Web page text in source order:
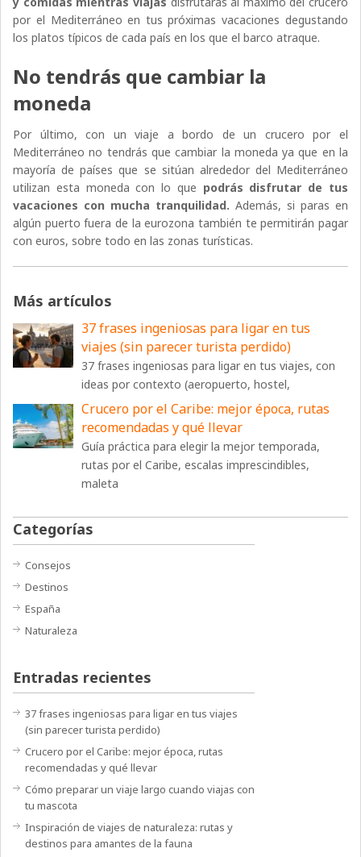
por el Mediterráneo en tus próximas vacaciones degustando
los platos típicos de cada país en los que el barco atraque.
No tendrás que cambiar la
moneda
Por último, con un viaje a bordo de un crucero por el
Mediterráneo no tendrás que cambiar la moneda ya que en la
mayoría de países que se sitúan alrededor del Mediterráneo
utilizan esta moneda con lo que podrás disfrutar de tus
vacaciones con mucha tranquilidad. Además, si paras en
algún puerto fuera de la eurozona también te permitirán pagar
con euros, sobre todo en las zonas turísticas.
Más artículos
37 frases ingeniosas para ligar en tus
viajes (sin parecer turista perdido)
37 frases ingeniosas para ligar en tus viajes, con
ideas por contexto (aeropuerto, hostel,
Crucero por el Caribe: mejor época, rutas
recomendadas y qué llevar
Guía práctica para elegir la mejor temporada,
rutas por el Caribe, escalas imprescindibles,
maleta
Categorías
Consejos
Destinos
España
Naturaleza
Entradas recientes
37 frases ingeniosas para ligar en tus viajes
(sin parecer turista perdido)
Crucero por el Caribe: mejor época, rutas
recomendadas y qué llevar
Cómo preparar un viaje largo cuando viajas con
tu mascota
Inspiración de viajes de naturaleza: rutas y
destinos para amantes de la fauna